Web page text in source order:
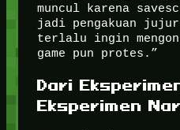
muncul karena
jadi pengakuan
terlalu ingin
game pun protes.”
Dari
Eksperimen